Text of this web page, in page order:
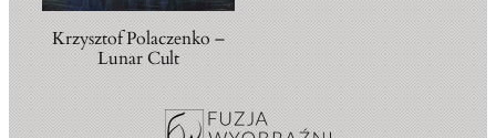
Krzysztof Polaczenko –
Lunar Cult